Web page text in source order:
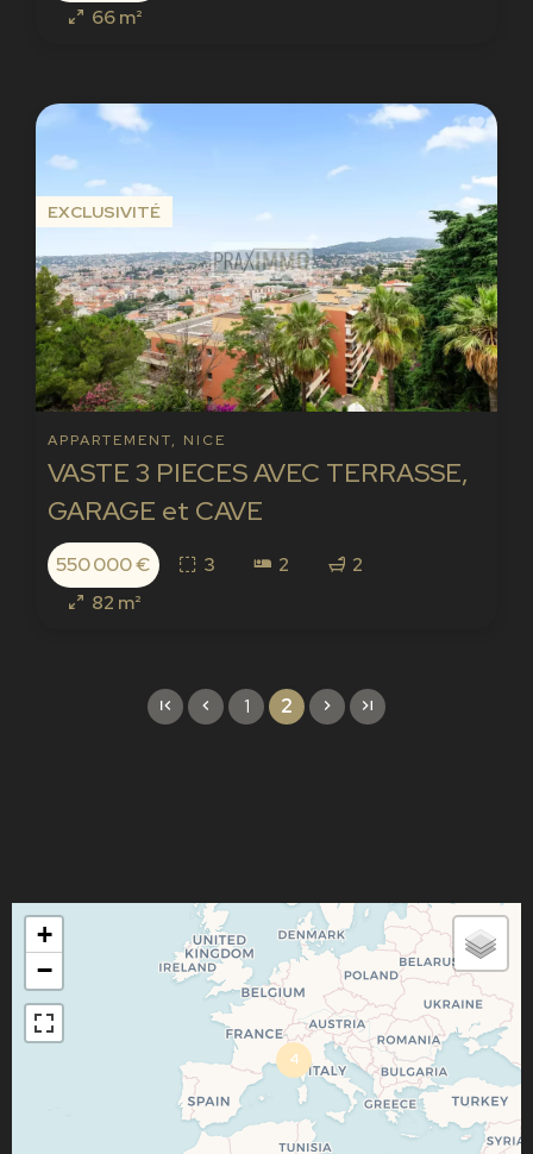
66 m²
APPARTEMENT, NICE
VASTE 3 PIECES AVEC TERRASSE,
GARAGE et CAVE
550 000 € 3 2
2
82 m²
EXCLUSIVITÉ
1 2
4
+
−